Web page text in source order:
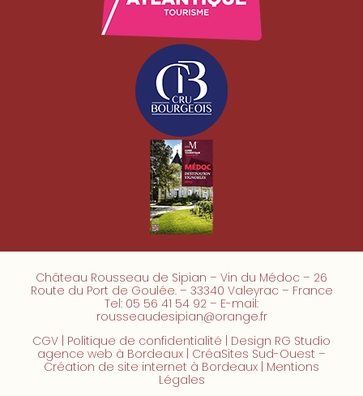
Château Rousseau de Sipian – Vin du Médoc – 26
Route du Port de Goulée. – 33340 Valeyrac – France
Tel: 05 56 41 54 92 – E-mail:
rousseaudesipian@orange.fr
CGV Politique de confidentialité | Design RG Studio
agence web à Bordeaux | CréaSites Sud-Ouest –
Création de site internet à Bordeaux Mentions
Légales